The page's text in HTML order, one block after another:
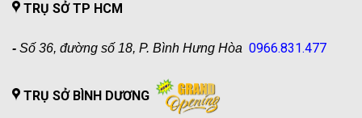
TRỤ SỞ TP HCM
- Số 36, đường số 18, P. Bình Hưng Hòa 0966.831.477
TRỤ SỞ BÌNH DƯƠNG